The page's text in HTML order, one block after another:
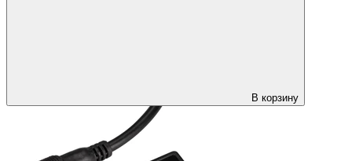
В корзину